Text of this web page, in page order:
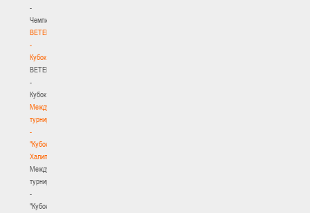
-
Чемпионат
BETERA
-
Кубок
BETERA
-
Кубок
Международный
турнир
-
"Кубок
Халипского"
Международный
турнир
-
"Кубок